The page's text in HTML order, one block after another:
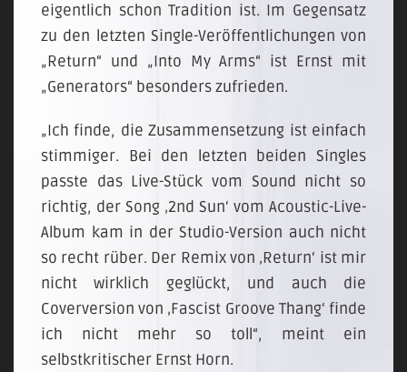
eigentlich schon Tradition ist. Im Gegensatz
zu den letzten Single-Veröffentlichungen von
„Return“ und „Into My Arms“ ist Ernst mit
„Generators“ besonders zufrieden.
„Ich finde, die Zusammensetzung ist einfach
stimmiger. Bei den letzten beiden Singles
passte das Live-Stück vom Sound nicht so
richtig, der Song ‚2nd Sun‘ vom Acoustic-Live-
Album kam in der Studio-Version auch nicht
so recht rüber. Der Remix von ‚Return‘ ist mir
nicht wirklich geglückt, und auch die
Coverversion von ‚Fascist Groove Thang‘ finde
ich nicht mehr so toll“, meint ein
selbstkritischer Ernst Horn.